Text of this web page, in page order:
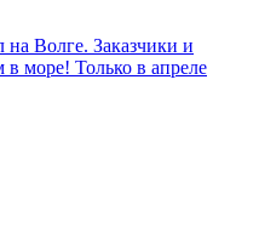
Волге. Заказчики и
море! Только в апреле